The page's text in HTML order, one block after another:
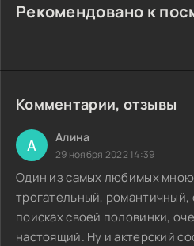
Рекомендовано к
Комментарии, отзывы
А Алина
29 ноября 2022 14:39
Один из самых любимых
трогательный, романтичный,
поисках своей половинки,
настоящий. Ну и актерский